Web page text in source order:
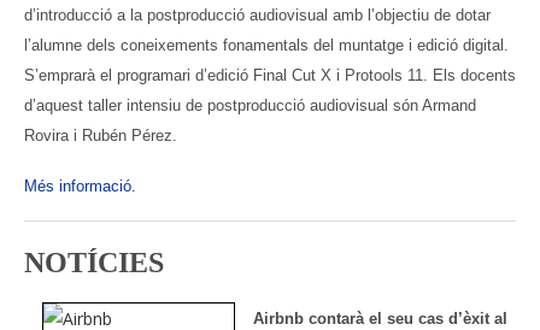
d’introducció a la postproducció audiovisual amb l’objectiu de dotar
l’alumne dels coneixements fonamentals del muntatge i edició digital.
S’emprarà el programari d’edició Final Cut X i Protools 11. Els docents
d’aquest taller intensiu de postproducció audiovisual són Armand
Rovira i Rubén Pérez.
Més informació.
NOTÍCIES
Airbnb contarà el seu cas d’èxit al